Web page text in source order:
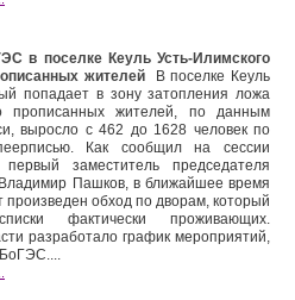
в поселке Кеуль Усть-Илимского
жителейВ поселке Кеуль
попадает в зону затопления ложа
прописанных жителей, по данным
выросло с 462 до 1628 человек по
Как сообщил на сессии
заместитель председателя
Владимир Пашков, в ближайшее время
произведен обход по дворам, который
фактически проживающих.
разработало график мероприятий,
БоГЭС....